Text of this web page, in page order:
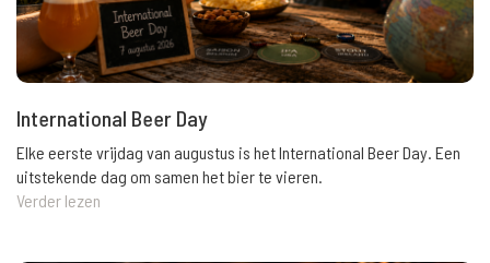
International Beer Day
Elke eerste vrijdag van augustus is het International Beer Day. Een
uitstekende dag om samen het bier te vieren.
Verder lezen